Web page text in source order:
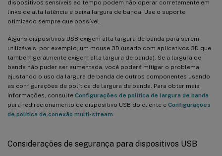
dispositivos sensíveis ao tempo podem não operar corretamente em
links de alta latência e baixa largura de banda. Use o suporte
otimizado sempre que possível.
Alguns dispositivos USB exigem alta largura de banda para serem
utilizáveis, por exemplo, um mouse 3D (usado com aplicativos 3D que
também geralmente exigem alta largura de banda). Se a largura de
banda não puder ser aumentada, você poderá mitigar o problema
ajustando o uso da largura de banda de outros componentes usando
as configurações de política de largura de banda. Para obter mais
informações, consulte Configurações de política de largura de banda
para redirecionamento de dispositivo USB do cliente e Configurações
de política de conexão multi-stream
Considerações de segurança para dispositivos USB